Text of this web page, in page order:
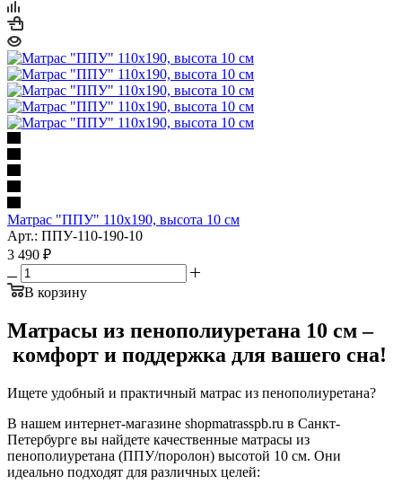
Матрас "ППУ" 110x190, высота 10 см
Арт.: ППУ-110-190-10
3 490 ₽
В корзину
Матрасы из пенополиуретана 10 см –
комфорт и поддержка для вашего сна!
Ищете удобный и практичный матрас из пенополиуретана?
В нашем интернет-магазине shopmatrasspb.ru в Санкт-
Петербурге вы найдете качественные матрасы из
пенополиуретана (ППУ/поролон) высотой 10 см. Они
идеально подходят для различных целей: